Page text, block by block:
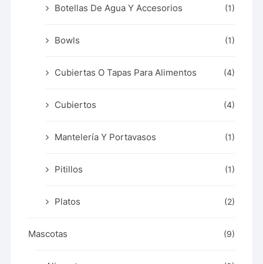
Botellas De Agua Y Accesorios (1)
Bowls (1)
Cubiertas O Tapas Para Alimentos (4)
Cubiertos (4)
Mantelería Y Portavasos (1)
Pitillos (1)
Platos (2)
Mascotas (9)